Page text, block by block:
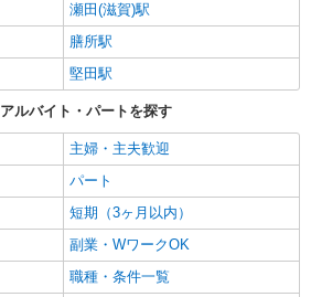
瀬田(滋賀)駅
膳所駅
堅田駅
ルバイト・パートを探す
主婦・主夫歓迎
パート
短期（3ヶ月以内）
副業・WワークOK
職種・条件一覧